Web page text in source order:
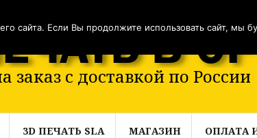
заказ с доставкой по России
3D ПЕЧАТЬ SLA МАГАЗИН ОПЛАТА
сайта. Если Вы продолжите использовать сайт, мы